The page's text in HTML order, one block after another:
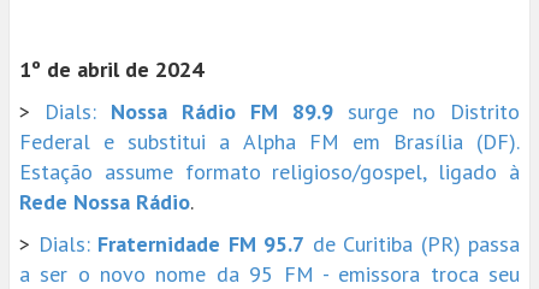
1º de abril de 2024
> Dials: Nossa Rádio FM 89.9 surge no Distrito
Federal e substitui a Alpha FM em Brasília (DF).
Estação assume formato religioso/gospel, ligado à
Rede Nossa Rádio.
> Dials: Fraternidade FM 95.7 de Curitiba (PR) passa
a ser o novo nome da 95 FM - emissora troca seu